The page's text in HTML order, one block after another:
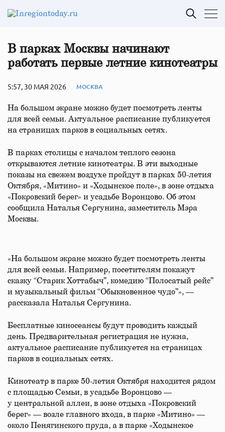
В парках Москвы начинают
работать первые летние кинотеатры
5:57, 30 МАЯ 2026 МОСКВА
На большом экране можно будет посмотреть ленты
для всей семьи. Актуальное расписание публикуется
на страницах парков в социальных сетях.
В парках столицы с началом теплого сезона
открываются летние кинотеатры. В эти выходные
показы на свежем воздухе пройдут в парках 50-летия
Октября, «Митино» и «Ходынское поле», в зоне отдыха
«Покровский берег» и усадьбе Воронцово. Об этом
сообщила Наталья Сергунина, заместитель Мэра
Москвы.
«На большом экране можно будет посмотреть ленты
для всей семьи. Например, посетителям покажут
сказку “Старик Хоттабыч”, комедию “Полосатый рейс”
и музыкальный фильм “Обыкновенное чудо”», —
рассказала Наталья Сергунина.
Бесплатные киносеансы будут проводить каждый
день. Предварительная регистрация не нужна,
актуальное расписание публикуется на страницах
парков в социальных сетях.
Кинотеатр в парке 50-летия Октября находится рядом
с площадью Семьи, в усадьбе Воронцово —
у центральной аллеи, в зоне отдыха «Покровский
берег» — возле главного входа, в парке «Митино» —
около Пенягинского пруда, а в парке «Ходынское